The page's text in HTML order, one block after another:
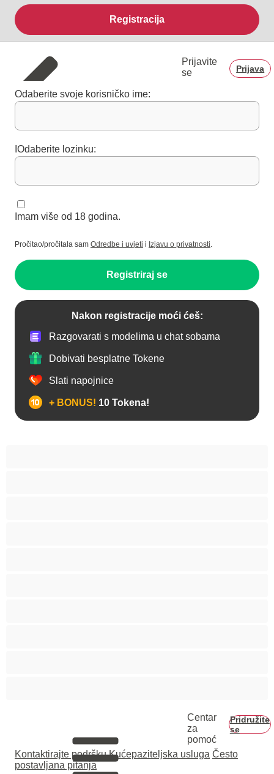
Registracija
Prijavite
se
Prijava
Odaberite svoje korisničko ime:
IOdaberite lozinku:
Imam više od 18 godina.
Pročitao/pročitala sam Odredbe i uvjeti i Izjavu o privatnosti.
Registriraj se
Nakon registracije moći ćeš:
Razgovarati s modelima u chat sobama
Dobivati besplatne Tokene
Slati napojnice
+ BONUS! 10 Tokena!
Centar
za
pomoć
Pridružite
se
Kontaktirajte podršku Kućepaziteljska usluga Često
postavljana pitanja